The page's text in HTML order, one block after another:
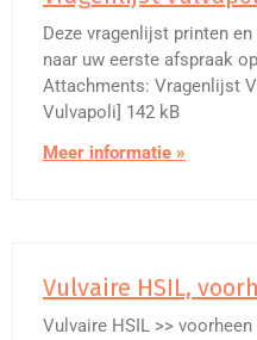
Deze vragenlijst printen
naar uw eerste afspraak
Attachments: Vragenlijst
Vulvapoli] 142 kB
Meer informatie »
Vulvaire HSIL,
Vulvaire HSIL >>